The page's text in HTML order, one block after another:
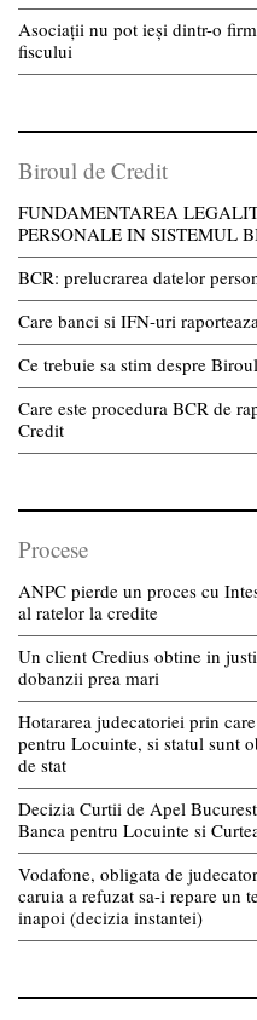
Asociații nu pot ieși dintr-o
fiscului
Biroul de Credit
FUNDAMENTAREA
PERSONALE IN SISTEMUL
BCR: prelucrarea datelor
Care banci si IFN-uri
Ce trebuie sa stim despre
Care este procedura BCR de
Credit
Procese
ANPC pierde un proces cu
al ratelor la credite
Un client Credius obtine in
dobanzii prea mari
Hotararea judecatoriei prin
pentru Locuinte, si statul sunt
de stat
Decizia Curtii de Apel
Banca pentru Locuinte si
Vodafone, obligata de
caruia a refuzat sa-i repare un
inapoi (decizia instantei)